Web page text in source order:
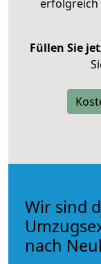
Füllen Sie
Wir sind
nach